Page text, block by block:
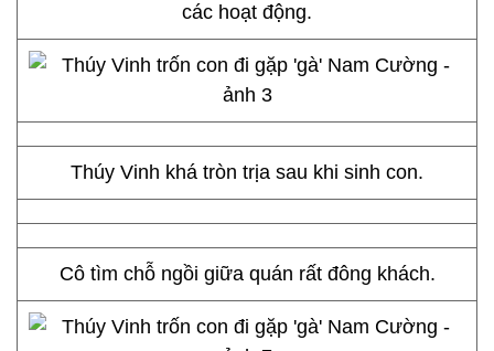
các hoạt động.
Thúy Vinh khá tròn trịa sau khi sinh con.
Cô tìm chỗ ngồi giữa quán rất đông khách.